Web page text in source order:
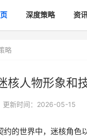
深度策略 资
略
核人物形象和
更新时间：2026-05-15
约的世界中，迷核角色